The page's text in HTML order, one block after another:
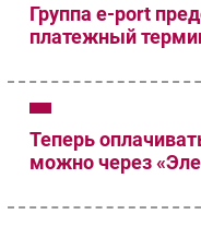
Группа e-port
платежный
Теперь
можно через